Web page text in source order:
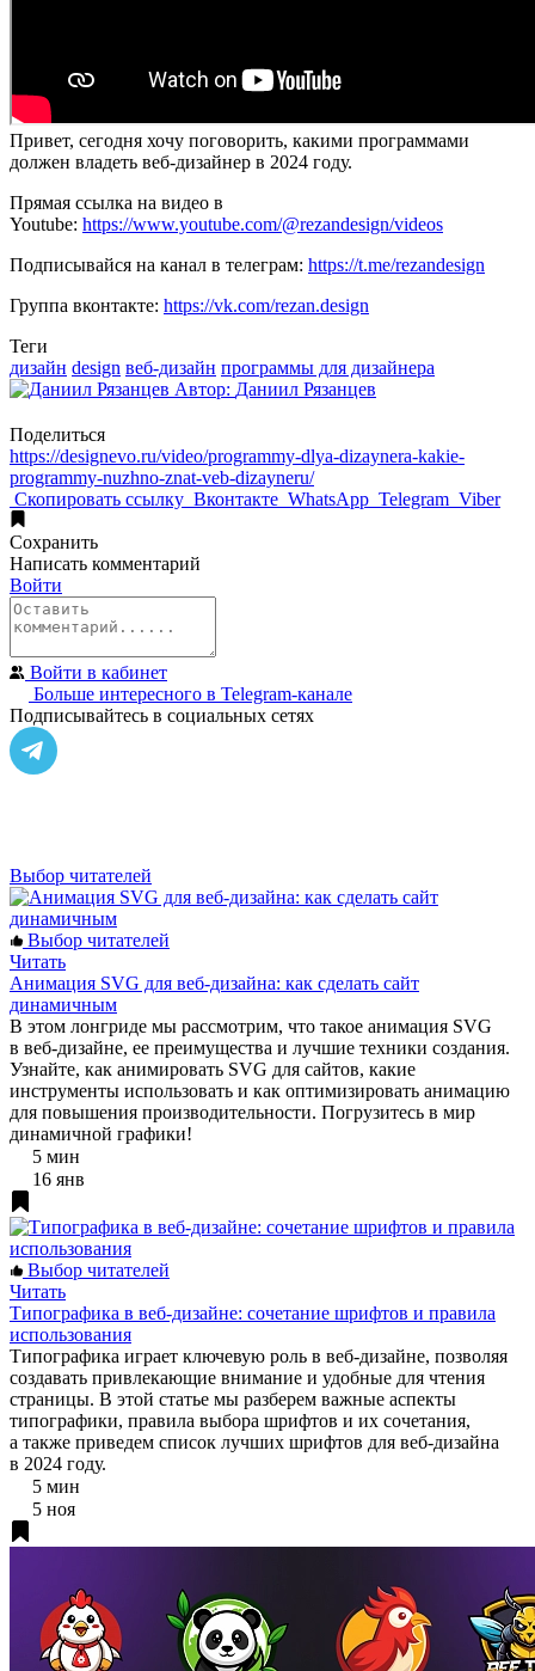
Привет, сегодня хочу поговорить, какими программами
должен владеть веб-дизайнер в 2024 году.
Прямая ссылка на видео в
Youtube: https://www.youtube.com/@rezandesign/videos
Подписывайся на канал в телеграм: https://t.me/rezandesign
Группа вконтакте: https://vk.com/rezan.design
Теги
дизайн design веб-дизайн программы для дизайнера
Автор: Даниил Рязанцев
Поделиться
https://designevo.ru/video/programmy-dlya-dizaynera-kakie-
programmy-nuzhno-znat-veb-dizayneru/
Скопировать ссылку Вконтакте WhatsApp Telegram Viber
Сохранить
Написать комментарий
Войти
Войти в кабинет
Больше интересного в Telegram‑канале
Подписывайтесь в социальных сетях
Выбор читателей
Выбор читателей
Читать
Анимация SVG для веб-дизайна: как сделать сайт
динамичным
В этом лонгриде мы рассмотрим, что такое анимация SVG
в веб-дизайне, ее преимущества и лучшие техники создания.
Узнайте, как анимировать SVG для сайтов, какие
инструменты использовать и как оптимизировать анимацию
для повышения производительности. Погрузитесь в мир
динамичной графики!
5 мин
16 янв
Выбор читателей
Читать
Типографика в веб-дизайне: сочетание шрифтов и правила
использования
Типографика играет ключевую роль в веб-дизайне, позволяя
создавать привлекающие внимание и удобные для чтения
страницы. В этой статье мы разберем важные аспекты
типографики, правила выбора шрифтов и их сочетания,
а также приведем список лучших шрифтов для веб-дизайна
в 2024 году.
5 мин
5 ноя